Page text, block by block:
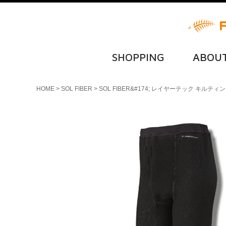
SHOPPING
HOME SOL FIBER SOL FIBER&#174; レイヤーテック キルティ